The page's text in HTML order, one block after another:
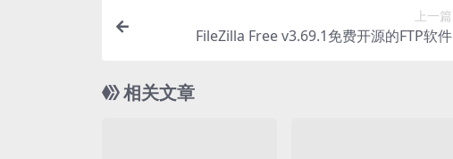
上一篇
FileZilla Free v3.69.1免费开源的FTP软件
相关文章